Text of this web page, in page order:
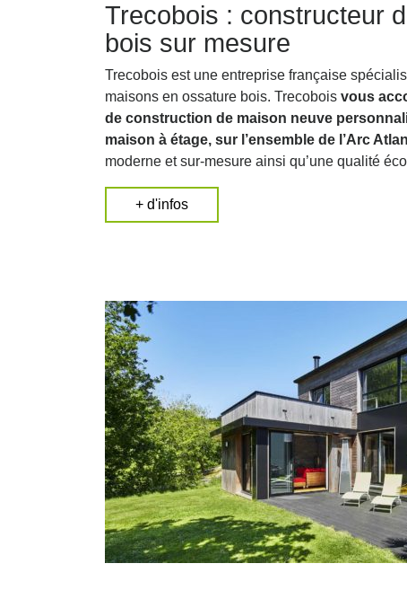
Trecobois : constructeur
bois sur mesure
Trecobois est une entreprise française
maisons en ossature bois. Trecobois vous
de construction de maison neuve
maison à étage, sur l’ensemble de l’Arc
moderne et sur-mesure ainsi qu’une qualité
+ d'infos